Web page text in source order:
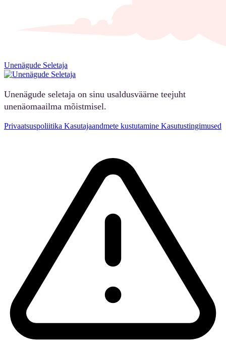
Unenägude Seletaja
Unenägude seletaja on sinu usaldusväärne teejuht
unenäomaailma mõistmisel.
Privaatsuspoliitika Kasutajaandmete kustutamine Kasutustingimused